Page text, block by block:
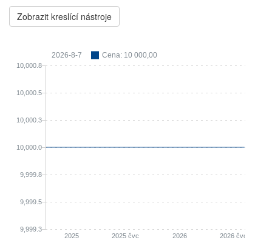
Zobrazit kreslící nástroje
9,999.3
9,999.5
9,999.8
10,000.0
10,000.3
10,000.5
10,000.8
2025 2026
2025 čvc 2026 čvc
2026-8-7 Cena: 10 000,00